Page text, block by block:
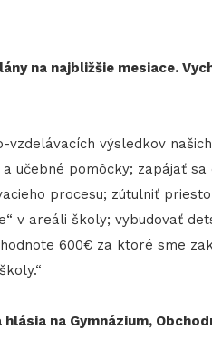
na najbližšie mesiace.
vzdelávacích výsledkov
učebné pomôcky; zapájať
procesu; zútulniť
v areáli školy; vybudovať
600€ za ktoré sme
na Gymnázium,